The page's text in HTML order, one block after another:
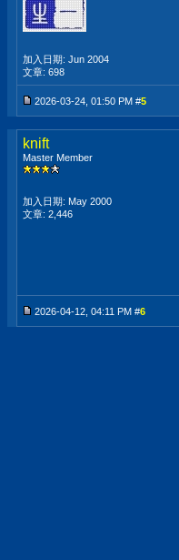
加入日期: Jun 2004
文章: 698
2026-03-24, 01:50 PM #5
knift
Master Member
加入日期: May 2000
文章: 2,446
2026-04-12, 04:11 PM #6